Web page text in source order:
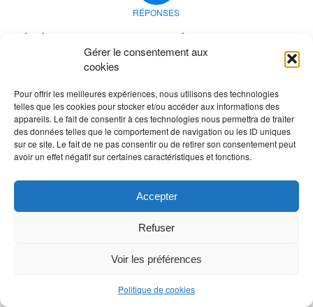
Gérer le consentement aux
cookies
Pour offrir les meilleures expériences, nous utilisons des technologies
telles que les cookies pour stocker et/ou accéder aux informations des
appareils. Le fait de consentir à ces technologies nous permettra de traiter
des données telles que le comportement de navigation ou les ID uniques
sur ce site. Le fait de ne pas consentir ou de retirer son consentement peut
avoir un effet négatif sur certaines caractéristiques et fonctions.
Accepter
Refuser
Voir les préférences
Politique de cookies
RÉPONSES
Laisser un commentaire
Rejoindre la discussion?
N’hésitez pas à contribuer !
Vous devezvous connecterpour publier un
commentaire.